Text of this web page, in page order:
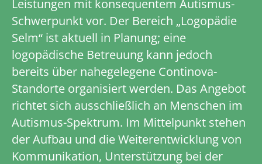
Leistungen mit konsequentem Autismus-
Schwerpunkt vor. Der Bereich „Logopädie
Selm“ ist aktuell in Planung; eine
logopädische Betreuung kann jedoch
bereits über nahegelegene Continova-
Standorte organisiert werden. Das Angebot
richtet sich ausschließlich an Menschen im
Autismus-Spektrum. Im Mittelpunkt stehen
der Aufbau und die Weiterentwicklung von
Kommunikation, Unterstützung bei der